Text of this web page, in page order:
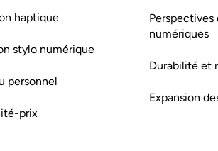
haptique
stylo numérique
personnel
prix
Perspectives
numériques
Durabilité et
Expansion